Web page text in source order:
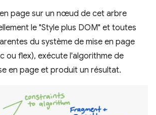
page sur un nœud de cet arbre
le "Style plus DOM" et toutes
du système de mise en page
ou flex), exécute l'algorithme de
en page et produit un résultat.